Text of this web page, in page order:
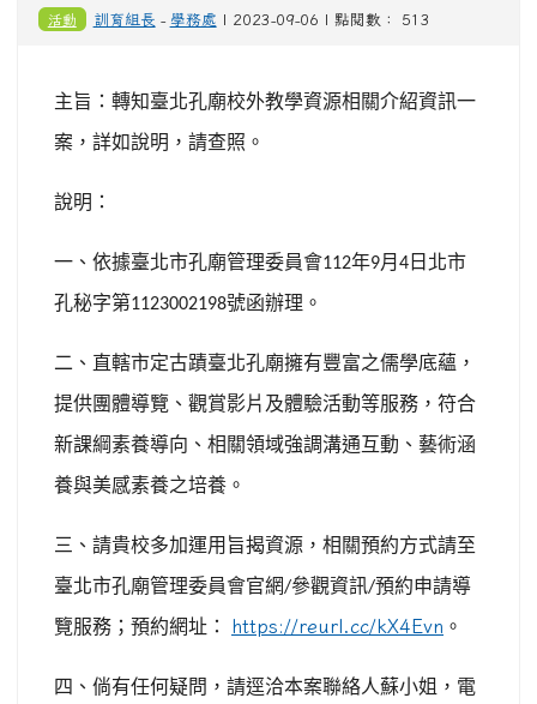
活動 訓育組長 - 學務處 | 2023-09-06 | 點閱數： 513
主旨：轉知臺北孔廟校外教學資源相關介紹資訊一
案，詳如說明，請查照。
說明：
一、依據臺北市孔廟管理委員會112年9月 4 日北市
孔秘字第1123002198號函辦理。
二、直轄市定古蹟臺北孔廟擁有豐富之儒學底蘊，
提供團體導覽、觀賞影片及體驗活動等服務，符合
新課綱素養導向、相關領域強調溝通互動、藝術涵
養與美感素養之培養。
三、請貴校多加運用旨揭資源，相關預約方式請至
臺北市孔廟管理委員會官網/參觀資訊/預約申請導
覽服務；預約網址：
https://reurl.cc/kX4Evn 。
四、倘有任何疑問，請逕洽本案聯絡人蘇小姐，電